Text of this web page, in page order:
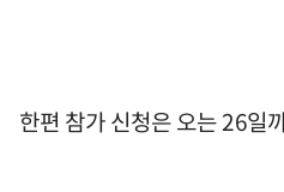
한편 참가 신청은 오는 26일